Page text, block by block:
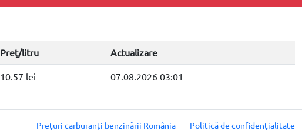
Preț/litru Actualizare
10.57 lei 07.08.2026 03:01
Prețuri carburanți benzinării România Politică de confidențialitate